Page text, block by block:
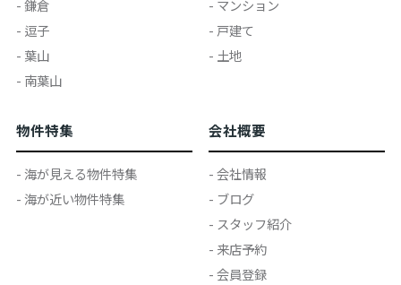
- 鎌倉
- 逗子
- 葉山
- 南葉山
- マンション
- 戸建て
- 土地
物件特集
- 海が見える物件特集
- 海が近い物件特集
会社概要
- 会社情報
- ブログ
- スタッフ紹介
- 来店予約
- 会員登録